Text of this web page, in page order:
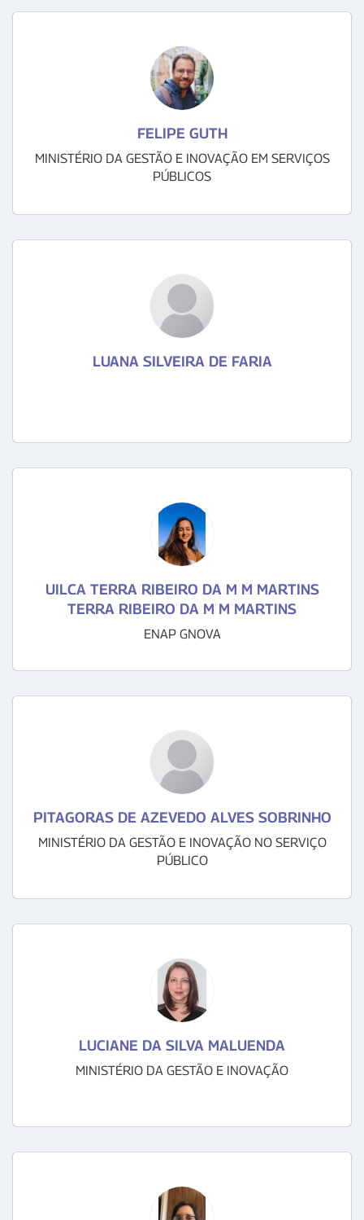
FELIPE GUTH
MINISTÉRIO DA GESTÃO E INOVAÇÃO EM SERVIÇOS
PÚBLICOS
LUANA SILVEIRA DE FARIA
UILCA TERRA RIBEIRO DA M M MARTINS
TERRA RIBEIRO DA M M MARTINS
ENAP GNOVA
PITAGORAS DE AZEVEDO ALVES SOBRINHO
MINISTÉRIO DA GESTÃO E INOVAÇÃO NO SERVIÇO
PÚBLICO
LUCIANE DA SILVA MALUENDA
MINISTÉRIO DA GESTÃO E INOVAÇÃO